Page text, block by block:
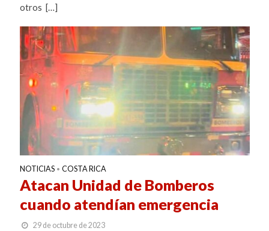
otros […]
NOTICIAS • COSTA RICA
Atacan Unidad de Bomberos
cuando atendían emergencia
29 de octubre de 2023